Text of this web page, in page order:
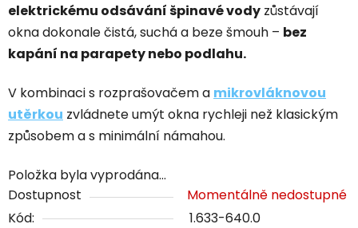
elektrickému odsávání špinavé vody zůstávají
okna dokonale čistá, suchá a beze šmouh – bez
kapání na parapety nebo podlahu.
V kombinaci s rozprašovačem a mikrovláknovou
utěrkou zvládnete umýt okna rychleji než klasickým
způsobem a s minimální námahou.
Položka byla vyprodána…
Dostupnost
Momentálně nedostupné
Kód:
1.633-640.0